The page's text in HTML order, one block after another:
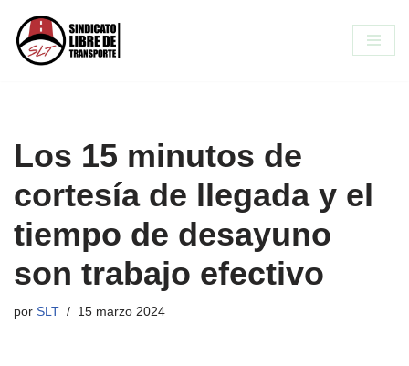
Saltar
Los 15 minutos de
cortesía de llegada y el
tiempo de desayuno
son trabajo efectivo
por SLT 15 marzo 2024